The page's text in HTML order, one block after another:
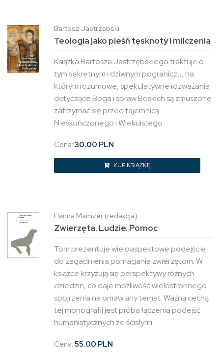
Bartosz Jastrzębski
Teologia jako pieśń tęsknoty i milczenia
Książka Bartosza Jastrzębskiego traktuje o
tym sekretnym i dziwnym pograniczu, na
którym rozumowe, spekulatywne rozważania
dotyczące Boga i spraw Boskich są zmuszone
zatrzymać się przed tajemnicą
Nieskończonego i Wiekuistego.
Cena: 30.00 PLN
KUP KSIĄŻKĘ
Hanna Mamzer (redakcja)
Zwierzęta. Ludzie. Pomoc
Tom prezentuje wieloaspektowe podejście
do zagadnienia pomagania zwierzętom. W
książce krzyżują się perspektywy różnych
dziedzin, co daje możliwość wielostronnego
spojrzenia na omawiany temat. Ważną cechą
tej monografii jest próba łączenia podejść
humanistycznych ze ścisłymi.
Cena: 55.00 PLN